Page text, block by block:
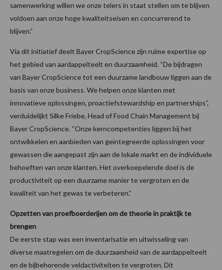
samenwerking willen we onze telers in staat stellen om te blijven
voldoen aan onze hoge kwaliteitseisen en concurrerend te
blijven.”
Via dit initiatief deelt Bayer CropScience zijn ruime expertise op
het gebied van aardappelteelt en duurzaamheid. “De bijdragen
van Bayer CropScience tot een duurzame landbouw liggen aan de
basis van onze business. We helpen onze klanten met
innovatieve oplossingen, proactiefstewardship en partnerships”,
verduidelijkt Silke Friebe, Head of Food Chain Management bij
Bayer CropScience. “Onze kerncompetenties liggen bij het
ontwikkelen en aanbieden van geïntegreerde oplossingen voor
gewassen die aangepast zijn aan de lokale markt en de individuele
behoeften van onze klanten. Het overkoepelende doel is de
productiviteit op een duurzame manier te vergroten en de
kwaliteit van het gewas te verbeteren.”
Opzetten van proefboerderijen om de theorie in praktijk te
brengen
De eerste stap was een inventarisatie en uitwisseling van
diverse maatregelen om de duurzaamheid van de aardappelteelt
en de bijbehorende veldactiviteiten te vergroten. Dit